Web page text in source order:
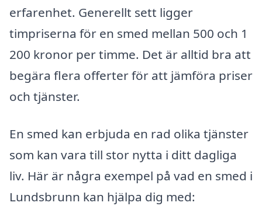
erfarenhet. Generellt sett ligger
timpriserna för en smed mellan 500 och 1
200 kronor per timme. Det är alltid bra att
begära flera offerter för att jämföra priser
och tjänster.
En smed kan erbjuda en rad olika tjänster
som kan vara till stor nytta i ditt dagliga
liv. Här är några exempel på vad en smed i
Lundsbrunn kan hjälpa dig med: